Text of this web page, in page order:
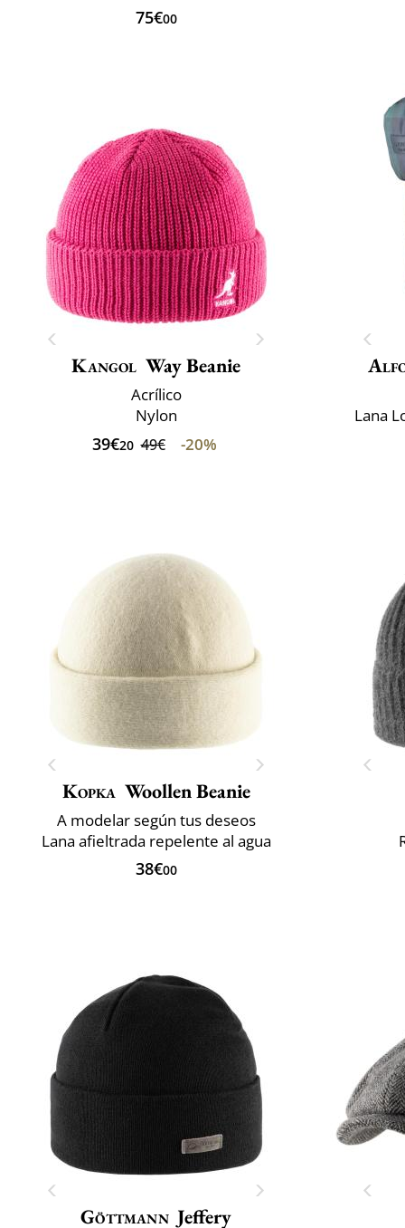
75€00
Kangol Way Beanie
Acrílico
Nylon
39€20 49€ -20%
Lana
Kopka Woollen Beanie
A modelar según tus deseos
Lana afieltrada repelente al agua
38€00
Göttmann Jeffery